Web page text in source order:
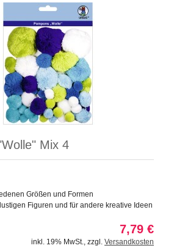
Mix 4
Größen und Formen
Figuren und für andere kreative Ideen
7,79 €
inkl. 19% MwSt. zzgl. Versandkosten